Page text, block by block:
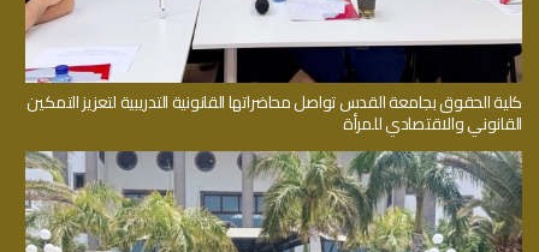
كلية الحقوق بجامعة القدس تواصل محاضراتها القانونية التدريبية لتعزيز التمكين
القانوني والاقتصادي للمرأة